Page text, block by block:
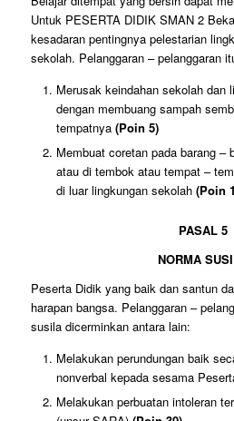
Untuk PESERTA DIDIK SMAN 2
kesadaran pentingnya pelestarian
sekolah. Pelanggaran – pelanggaran
Merusak keindahan sekolah dan
dengan membuang sampah
tempatnya (Poin 5)
Membuat coretan pada barang –
atau di tembok atau tempat –
di luar lingkungan sekolah (Poin
PASAL 5
NORMA
Peserta Didik yang baik dan santun
harapan bangsa. Pelanggaran –
susila dicerminkan antara lain:
Melakukan perundungan baik
nonverbal kepada sesama
Melakukan perbuatan intoleran